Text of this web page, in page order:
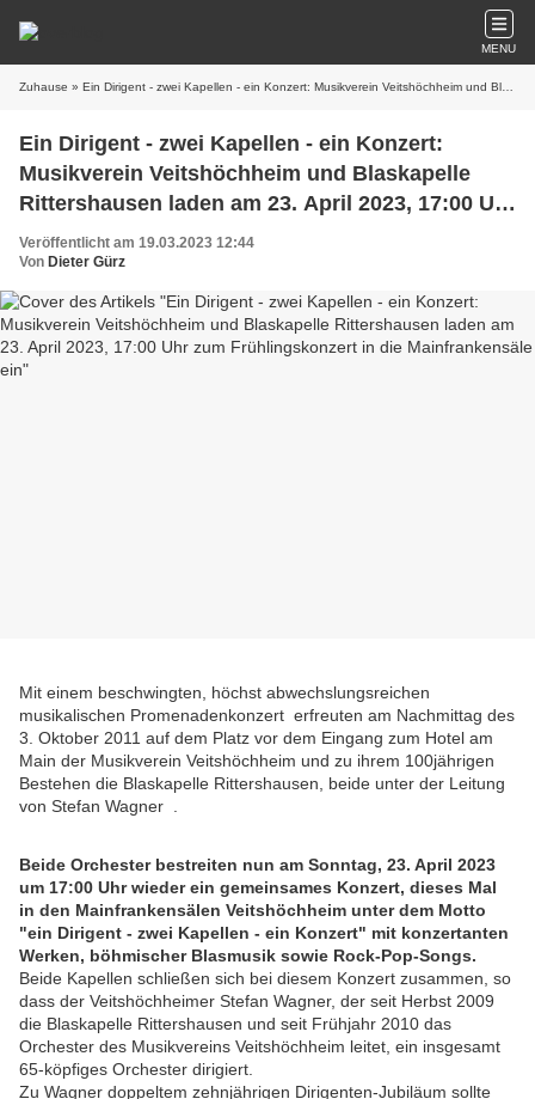
MENU
Zuhause » Ein Dirigent - zwei Kapellen - ein Konzert: Musikverein Veitshöchheim und Blaskapelle Rittershausen laden am 23. April 2023, 17:00 Uhr zum Frühlingskonzert in die Mainfrankensäle ein
Ein Dirigent - zwei Kapellen - ein Konzert:
Musikverein Veitshöchheim und Blaskapelle
Rittershausen laden am 23. April 2023, 17:00 Uhr
zum Frühlingskonzert in die Mainfrankensäle ein
Veröffentlicht am 19.03.2023 12:44
Von Dieter Gürz
Mit einem beschwingten, höchst abwechslungsreichen
musikalischen Promenadenkonzert erfreuten am Nachmittag des
3. Oktober 2011 auf dem Platz vor dem Eingang zum Hotel am
Main der Musikverein Veitshöchheim und zu ihrem 100jährigen
Bestehen die Blaskapelle Rittershausen, beide unter der Leitung
von Stefan Wagner .
Beide Orchester bestreiten nun am Sonntag, 23. April 2023
um 17:00 Uhr wieder ein gemeinsames Konzert, dieses Mal
in den Mainfrankensälen Veitshöchheim unter dem Motto
"ein Dirigent - zwei Kapellen - ein Konzert" mit konzertanten
Werken, böhmischer Blasmusik sowie Rock-Pop-Songs.
Beide Kapellen schließen sich bei diesem Konzert zusammen, so
dass der Veitshöchheimer Stefan Wagner, der seit Herbst 2009
die Blaskapelle Rittershausen und seit Frühjahr 2010 das
Orchester des Musikvereins Veitshöchheim leitet, ein insgesamt
65-köpfiges Orchester dirigiert.
Zu Wagner doppeltem zehnjährigen Dirigenten-Jubiläum sollte